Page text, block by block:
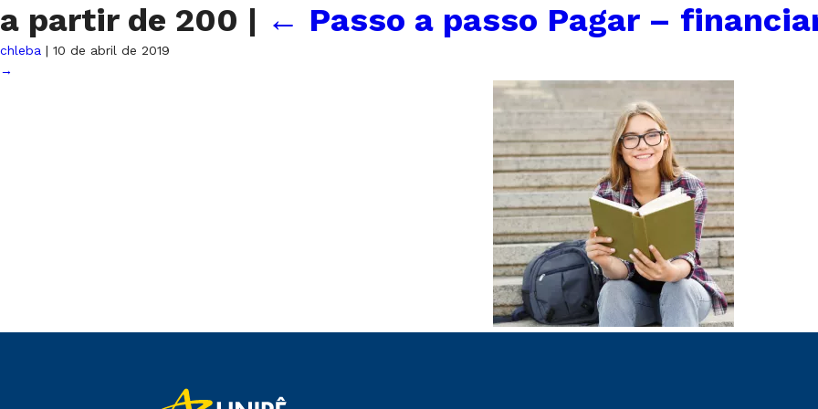
a partir de 200 | ← Passo a passo Pagar –
chleba | 10 de abril de 2019
→